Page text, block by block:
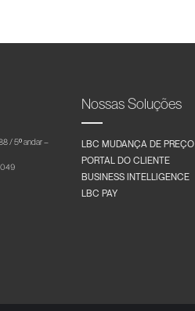
/ 5º andar –
049
Nossas Soluções
LBC MUDANÇA DE PREÇO
PORTAL DO CLIENTE
BUSINESS INTELLIGENCE
LBC PAY